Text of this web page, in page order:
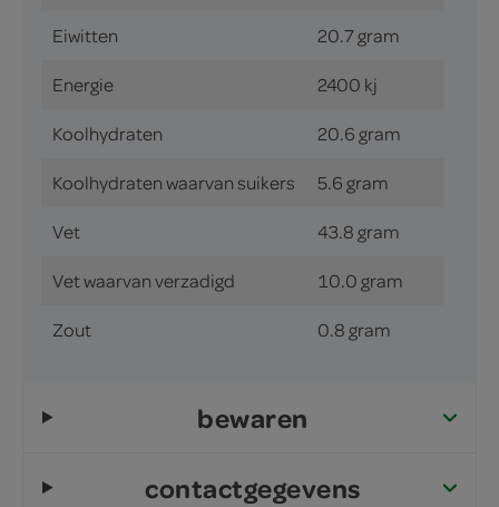
Eiwitten 20.7 gram
Energie 2400 kj
Koolhydraten 20.6 gram
Koolhydraten waarvan suikers 5.6 gram
Vet 43.8 gram
Vet waarvan verzadigd 10.0 gram
Zout 0.8 gram
bewaren
contactgegevens